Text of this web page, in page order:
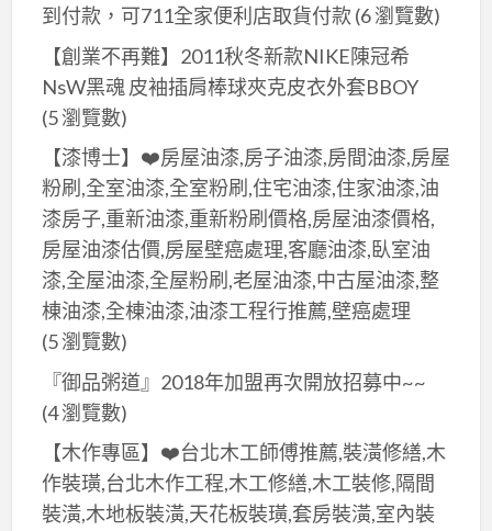
到付款，可711全家便利店取貨付款 (6 瀏覽數)
【創業不再難】2011秋冬新款NIKE陳冠希
NsW黑魂 皮袖插肩棒球夾克皮衣外套BBOY
(5 瀏覽數)
【漆博士】❤️房屋油漆,房子油漆,房間油漆,房屋
粉刷,全室油漆,全室粉刷,住宅油漆,住家油漆,油
漆房子,重新油漆,重新粉刷價格,房屋油漆價格,
房屋油漆估價,房屋壁癌處理,客廳油漆,臥室油
漆,全屋油漆,全屋粉刷,老屋油漆,中古屋油漆,整
棟油漆,全棟油漆,油漆工程行推薦,壁癌處理
(5 瀏覽數)
『御品粥道』2018年加盟再次開放招募中~~
(4 瀏覽數)
【木作專區】❤️台北木工師傅推薦,裝潢修繕,木
作裝璜,台北木作工程,木工修繕,木工裝修,隔間
裝潢,木地板裝潢,天花板裝璜,套房裝潢,室內裝